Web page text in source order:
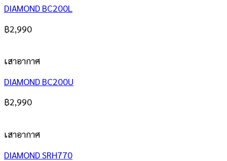
DIAMOND BC200L
฿2,990
เสาอากาศ
DIAMOND BC200U
฿2,990
เสาอากาศ
DIAMOND SRH770